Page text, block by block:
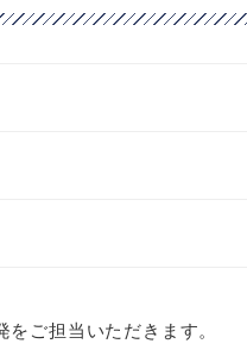
ご担当いただきます。